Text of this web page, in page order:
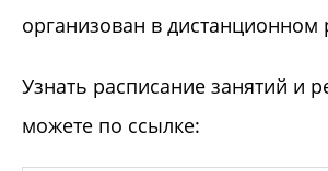
организован в
Узнать расписание занятий и
можете по ссылке: